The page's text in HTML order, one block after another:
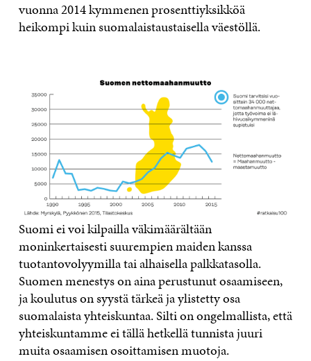
vuonna 2014 kymmenen prosenttiyksikköä
heikompi kuin suomalaistaustaisella väestöllä.
Suomi ei voi kilpailla väkimäärältään
moninkertaisesti suurempien maiden kanssa
tuotantovolyymilla tai alhaisella palkkatasolla.
Suomen menestys on aina perustunut osaamiseen,
ja koulutus on syystä tärkeä ja ylistetty osa
suomalaista yhteiskuntaa. Silti on ongelmallista, että
yhteiskuntamme ei tällä hetkellä tunnista juuri
muita osaamisen osoittamisen muotoja.